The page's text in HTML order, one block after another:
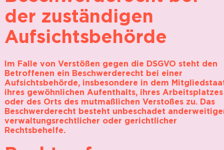
der zuständigen
Aufsichtsbehörde
Im Falle von Verstößen gegen die DSGVO steht den
Betroffenen ein Beschwerderecht bei einer
Aufsichtsbehörde, insbesondere in dem
ihres gewöhnlichen Aufenthalts, ihres Arbeitsplatzes
oder des Orts des mutmaßlichen Verstoßes zu. Das
Beschwerderecht besteht unbeschadet
verwaltungsrechtlicher oder gerichtlicher
Rechtsbehelfe.